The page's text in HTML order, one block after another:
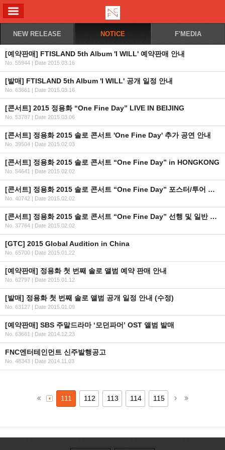
NEW RELEASE NOTICE F'MEDIA
[예약판매] FTISLAND 5th Album 'I WILL' 예약판매 안내
No. 55944 | Date 2015.03.16
[발매] FTISLAND 5th Album 'I WILL' 공개 일정 안내
No. 63661 | Date 2015.03.16
[콘서트] 2015 정용화 “One Fine Day” LIVE IN BEIJING
No. 53787 | Date 2015.03.06
[콘서트] 정용화 2015 솔로 콘서트 'One Fine Day' 추가 공연 안내
No. 39504 | Date 2015.02.03
[콘서트] 정용화 2015 솔로 콘서트 “One Fine Day” in HONGKONG
No. 54641 | Date 2015.02.02
[콘서트] 정용화 2015 솔로 콘서트 “One Fine Day” 포스터/투어 일정 공개
No. 40742 | Date 2015.02.02
[콘서트] 정용화 2015 솔로 콘서트 “One Fine Day” 선행 및 일반 예매 안내(선행예매 URL/일반예매 날짜변경)
No. 37764 | Date 2015.02.02
[GTC] 2015 Global Audition in China
No. 65700 | Date 2015.01.22
[예약판매] 정용화 첫 번째 솔로 앨범 예약 판매 안내
No. 62797 | Date 2015.01.12
[발매] 정용화 첫 번째 솔로 앨범 공개 일정 안내 (수정)
No. 63127 | Date 2015.01.09
[예약판매] SBS 주말드라마 ‘모던파머’ OST 앨범 발매
No. 63661 | Date 2014.12.23
FNC엔터테인먼트 신주발행공고
No. 48343 | Date 2014.11.03
111 112 113 114 115